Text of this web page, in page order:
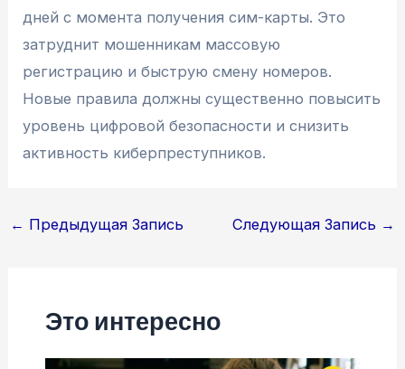
дней с момента получения сим-карты. Это
затруднит мошенникам массовую
регистрацию и быструю смену номеров.
Новые правила должны существенно повысить
уровень цифровой безопасности и снизить
активность киберпреступников.
Навигация
← Предыдущая Запись Следующая Запись →
Это интересно